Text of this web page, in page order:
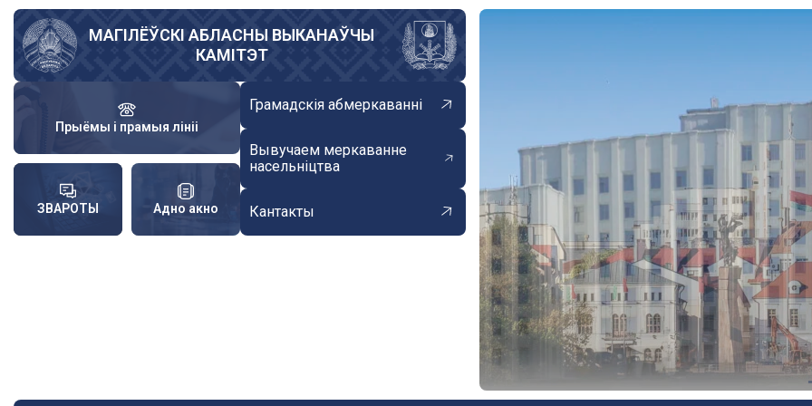
Skip
main
content
МАГІЛЁЎСКІ АБЛАСНЫ ВЫКАНАЎЧЫ
КАМІТЭТ
Прыёмы і прамыя лініі
ЗВАРОТЫ Адно акно
Грамадскія абмеркаванні
Вывучаем меркаванне
насельніцтва
Кантакты